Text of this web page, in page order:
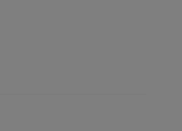
voor Schermtype